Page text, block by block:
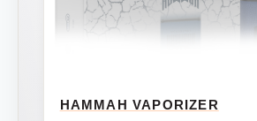
HAMMAH VAPORIZER